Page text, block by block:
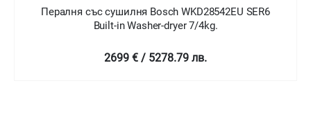
Пералня със сушилня Bosch WDU8H541EU SER6
Washer-dryer
2499 € / 4887.62 лв.